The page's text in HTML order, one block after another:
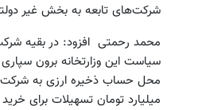
شرکت‌های تابعه به بخش غیر
میلیارد تومان تسهیلات برای
حاشیه سودهای میلیاردی شرکت در